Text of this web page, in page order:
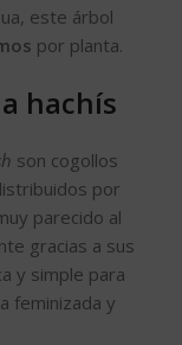
este árbol
por planta.
hachís
son cogollos
por
parecido al
gracias a sus
y simple para
feminizada y